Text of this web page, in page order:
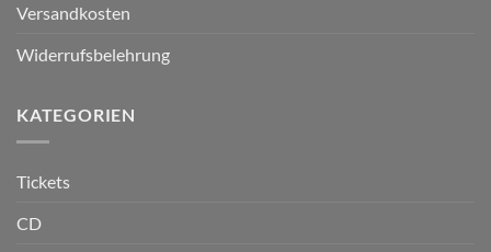
Versandkosten
Widerrufsbelehrung
KATEGORIEN
Tickets
CD